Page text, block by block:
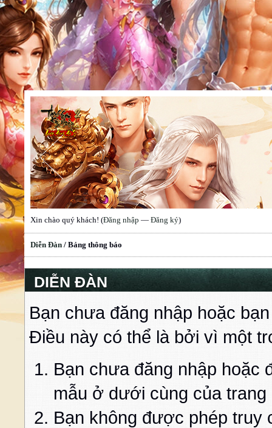
Xin chào quý khách! (Đăng nhập — Đăng ký)
Diễn Đàn / Bảng thông báo
DIỄN ĐÀN
Bạn chưa đăng nhập hoặc
Điều này có thể là bởi vì một
Bạn chưa đăng nhập hoặc
mẫu ở dưới cùng của trang
Bạn không được phép truy